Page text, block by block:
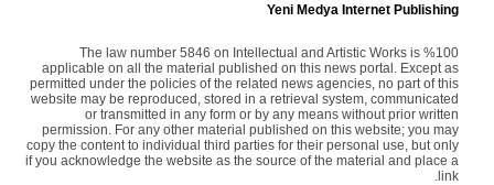
Yeni Medya Internet Publishing
The law number 5846 on Intellectual and Artistic Works is %100
applicable on all the material published on this news portal. Except as
permitted under the policies of the related news agencies, no part of this
website may be reproduced, stored in a retrieval system, communicated
or transmitted in any form or by any means without prior written
permission. For any other material published on this website; you may
copy the content to individual third parties for their personal use, but only
if you acknowledge the website as the source of the material and place a
link.